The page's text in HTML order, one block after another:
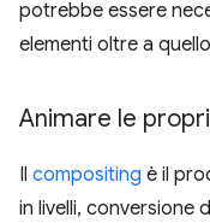
potrebbe essere
elementi oltre a
Animare le
Il compositing è il
in livelli, conversione